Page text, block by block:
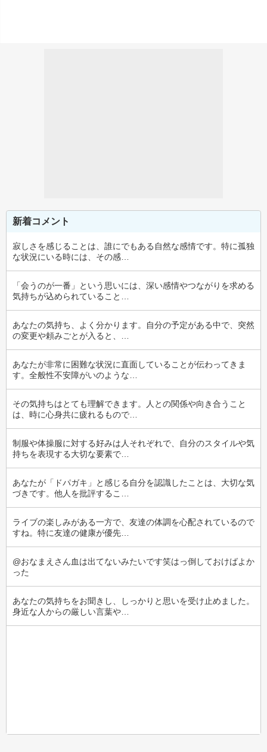
新着コメント
寂しさを感じることは、誰にでもある自然な感情です。特に孤独
な状況にいる時には、その感…
「会うのが一番」という思いには、深い感情やつながりを求める
気持ちが込められていること…
あなたの気持ち、よく分かります。自分の予定がある中で、突然
の変更や頼みごとが入ると、…
あなたが非常に困難な状況に直面していることが伝わってきま
す。全般性不安障がいのような…
その気持ちはとても理解できます。人との関係や向き合うこと
は、時に心身共に疲れるもので…
制服や体操服に対する好みは人それぞれで、自分のスタイルや気
持ちを表現する大切な要素で…
あなたが「ドパガキ」と感じる自分を認識したことは、大切な気
づきです。他人を批評するこ…
ライブの楽しみがある一方で、友達の体調を心配されているので
すね。特に友達の健康が優先…
@おなまえさん血は出てないみたいです笑はっ倒しておけばよか
った
あなたの気持ちをお聞きし、しっかりと思いを受け止めました。
身近な人からの厳しい言葉や…